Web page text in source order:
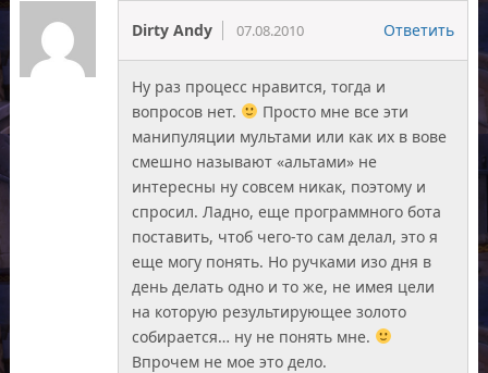
Dirty Andy 07.08.2010 Ответить
Ну раз процесс нравится, тогда и
вопросов нет.
Просто мне все эти
манипуляции мультами или как их в вове
смешно называют «альтами» не
интересны ну совсем никак, поэтому и
спросил. Ладно, еще программного бота
поставить, чтоб чего-то сам делал, это я
еще могу понять. Но ручками изо дня в
день делать одно и то же, не имея цели
на которую результирующее золото
собирается… ну не понять мне.
Впрочем не мое это дело.